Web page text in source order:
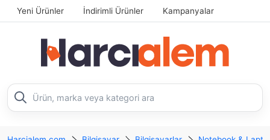
Yeni Ürünler İndirimli Ürünler Kampanyalar